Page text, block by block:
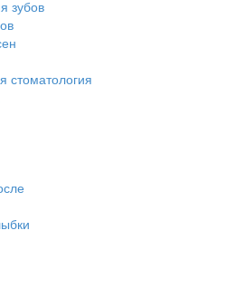
зубов
стоматология